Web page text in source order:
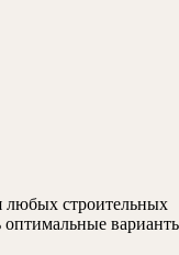
любых строительных
оптимальные